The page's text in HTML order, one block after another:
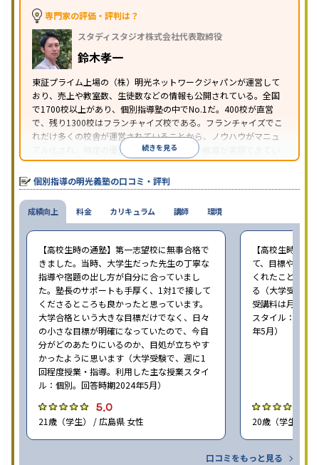
特徴
中高一貫校生に対応
の振替可能
を利用オンライン対応1科目から受講可能
習のみの受講可
り
※2023年3月調査。小学校高学年の個別指導塾アンケート調査方法を参
専門家の評価・評判は？
スタディスタジオ株式会社代表取締役
鈴木孝一
東証プライム上場の（株）明光ネットワークジャパンが運営して
おり、売上や教室数、生徒数などの情報も公開されている。全国
で1700校以上があり、個別指導塾の中でNo.1だ。400校が直営
で、残り1300校はフランチャイズ校である。フランチャイズでこ
れだけ多くの校舎が運営されていることから、ノウハウがマニュ
アル化され、特定の優秀な人材に依存しない教育が実現できてい
ることが推測される。
続きを見る
個別指導の明光義塾の口コミ・評判
成績向上
【高校生時の通塾】第一志望校に無事合格で
きました。当時、大学生だった先生の丁寧な
指導や宿題の出し方が自分に合っていまし
た。塾長のサポートも手厚く、1対1で接して
くださるところも良かったと思っています。
大学合格という大きな目標だけでなく、日々
の小さな目標が明確になっていたので、今自
分がどのあたりにいるのか、目処が立ちやす
かったように思います（大学受験で、週に1
回程度授業・指導。利用した主な授業スタイ
ル：個別。回答時期2024年5月）
5.0
21歳（学生） / 広島県 女性
【高校生時の通
て、目標や勉強
くれたことが、
る（大学受験で
受講料は月
スタイル：個別
年5月）
20歳（学生） /
口コミをもっと見る
料金 カリキュラム 講師 環境